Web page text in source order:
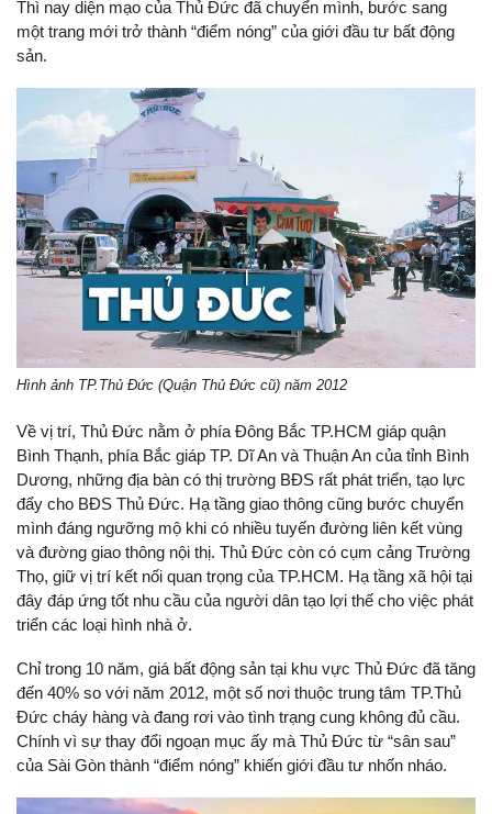
Thì nay diện mạo của Thủ Đức đã chuyển mình, bước sang
một trang mới trở thành “điểm nóng” của giới đầu tư bất động
sản.
Hình ảnh TP.Thủ Đức (Quận Thủ Đức cũ) năm 2012
Về vị trí, Thủ Đức nằm ở phía Đông Bắc TP.HCM giáp quận
Bình Thạnh, phía Bắc giáp TP. Dĩ An và Thuận An của tỉnh Bình
Dương, những địa bàn có thị trường BĐS rất phát triển, tạo lực
đẩy cho BĐS Thủ Đức. Hạ tầng giao thông cũng bước chuyển
mình đáng ngưỡng mộ khi có nhiều tuyến đường liên kết vùng
và đường giao thông nội thị. Thủ Đức còn có cụm cảng Trường
Thọ, giữ vị trí kết nối quan trọng của TP.HCM. Hạ tầng xã hội tại
đây đáp ứng tốt nhu cầu của người dân tạo lợi thế cho việc phát
triển các loại hình nhà ở.
Chỉ trong 10 năm, giá bất động sản tại khu vực Thủ Đức đã tăng
đến 40% so với năm 2012, một số nơi thuộc trung tâm TP.Thủ
Đức cháy hàng và đang rơi vào tình trạng cung không đủ cầu.
Chính vì sự thay đổi ngoạn mục ấy mà Thủ Đức từ “sân sau”
của Sài Gòn thành “điểm nóng” khiến giới đầu tư nhốn nháo.